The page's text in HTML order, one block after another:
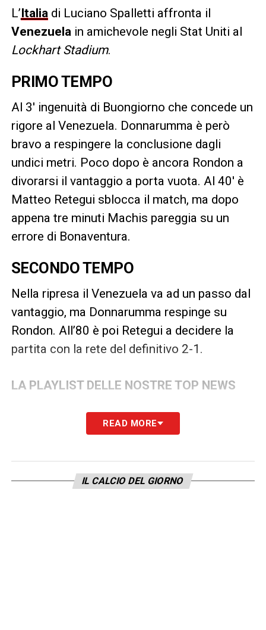
L’Italia di Luciano Spalletti affronta il
Venezuela in amichevole negli Stat Uniti al
Lockhart Stadium.
PRIMO TEMPO
Al 3′ ingenuità di Buongiorno che concede un
rigore al Venezuela. Donnarumma è però
bravo a respingere la conclusione dagli
undici metri. Poco dopo è ancora Rondon a
divorarsi il vantaggio a porta vuota. Al 40′ è
Matteo Retegui sblocca il match, ma dopo
appena tre minuti Machis pareggia su un
errore di Bonaventura.
SECONDO TEMPO
Nella ripresa il Venezuela va ad un passo dal
vantaggio, ma Donnarumma respinge su
Rondon. All’80 è poi Retegui a decidere la
partita con la rete del definitivo 2-1.
LA PLAYLIST DELLE NOSTRE TOP NEWS
READ MORE
IL CALCIO DEL GIORNO